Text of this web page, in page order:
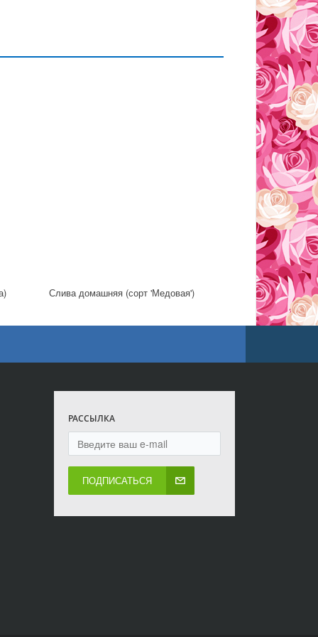
Слива домашняя (сорт 'Медовая')
РАССЫЛКА
ПОДПИСАТЬСЯ